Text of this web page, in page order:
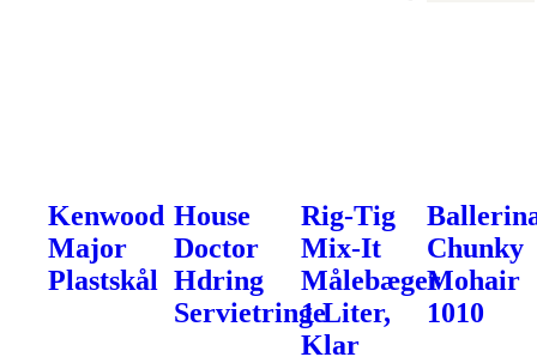
Kenwood
Major
Plastskål
House
Doctor
Hdring
Servietringe
Rig-Tig
Mix-It
Målebæger
1 Liter,
Klar
Chunky
Mohair
1010